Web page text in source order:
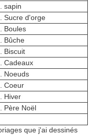
sapin
Sucre d'orge
Boules
Bûche
Biscuit
Cadeaux
Noeuds
Coeur
Hiver
Père Noël
que j'ai dessinés